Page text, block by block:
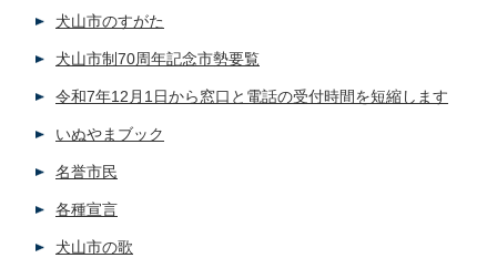
犬山市のすがた
犬山市制70周年記念市勢要覧
令和7年12月1日から窓口と電話の受付時間を短縮します
いぬやまブック
名誉市民
各種宣言
犬山市の歌